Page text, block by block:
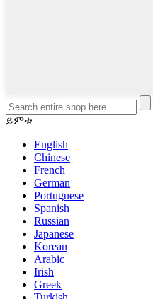
ይምቱ
English
Chinese
French
German
Portuguese
Spanish
Russian
Japanese
Korean
Arabic
Irish
Greek